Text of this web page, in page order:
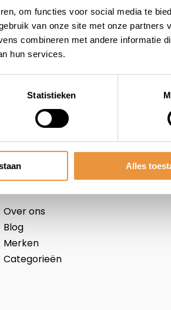
om functies voor social media te
van onze site met onze partners
combineren met andere informatie
hun services.
Statistieken
Alles
goed = geld terug
Over ons
Blog
Merken
Categorieën